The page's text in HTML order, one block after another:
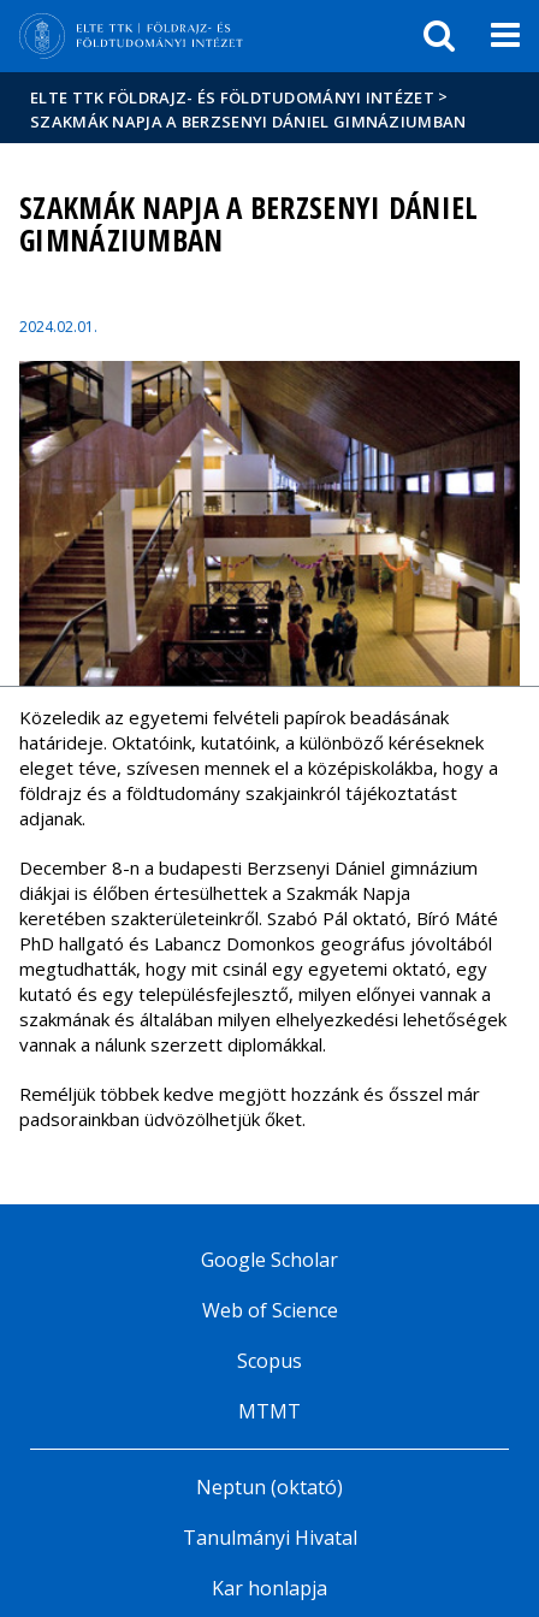
Hírek
Események
ELTE a
sajtóban
ELTE TTK FÖLDRAJZ- ÉS FÖLDTUDOMÁNYI INTÉZET >
SZAKMÁK NAPJA A BERZSENYI DÁNIEL GIMNÁZIUMBAN
SZAKMÁK NAPJA A BERZSENYI DÁNIEL
GIMNÁZIUMBAN
2024.02.01.
Közeledik az egyetemi felvételi papírok beadásának
határideje. Oktatóink, kutatóink, a különböző kéréseknek
eleget téve, szívesen mennek el a középiskolákba, hogy a
földrajz és a földtudomány szakjainkról tájékoztatást
adjanak.
December 8-n a budapesti Berzsenyi Dániel gimnázium
diákjai is élőben értesülhettek a Szakmák Napja
keretében szakterületeinkről. Szabó Pál oktató, Bíró Máté
PhD hallgató és Labancz Domonkos geográfus jóvoltából
megtudhatták, hogy mit csinál egy egyetemi oktató, egy
kutató és egy településfejlesztő, milyen előnyei vannak a
szakmának és általában milyen elhelyezkedési lehetőségek
vannak a nálunk szerzett diplomákkal.
Reméljük többek kedve megjött hozzánk és ősszel már
padsorainkban üdvözölhetjük őket.
Google Scholar
Web of Science
Scopus
MTMT
Neptun (oktató)
Tanulmányi Hivatal
Kar honlapja